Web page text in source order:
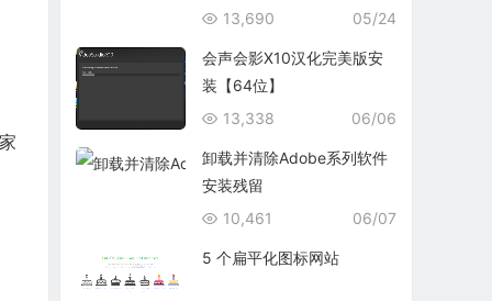
05/24
13,690
会声会影X10汉化完美版安
装【64位】
06/06
13,338
卸载并清除Adobe系列软件
安装残留
06/07
10,461
5 个扁平化图标网站